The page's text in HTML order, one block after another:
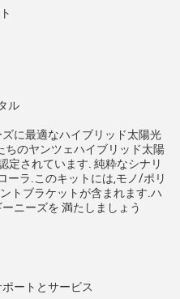
ル
に最適なハイブリッド太陽光
ちのヤンツェハイブリッド太陽
定されています. 純粋なシナリ
ーラ.このキットには,モノ/ポリ
トブラケットが含まれます.ハ
ニーズを 満たしましょう
ートとサービス